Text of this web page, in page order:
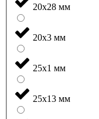
20x28 мм
20x3 мм
25x1 мм
25x13 мм